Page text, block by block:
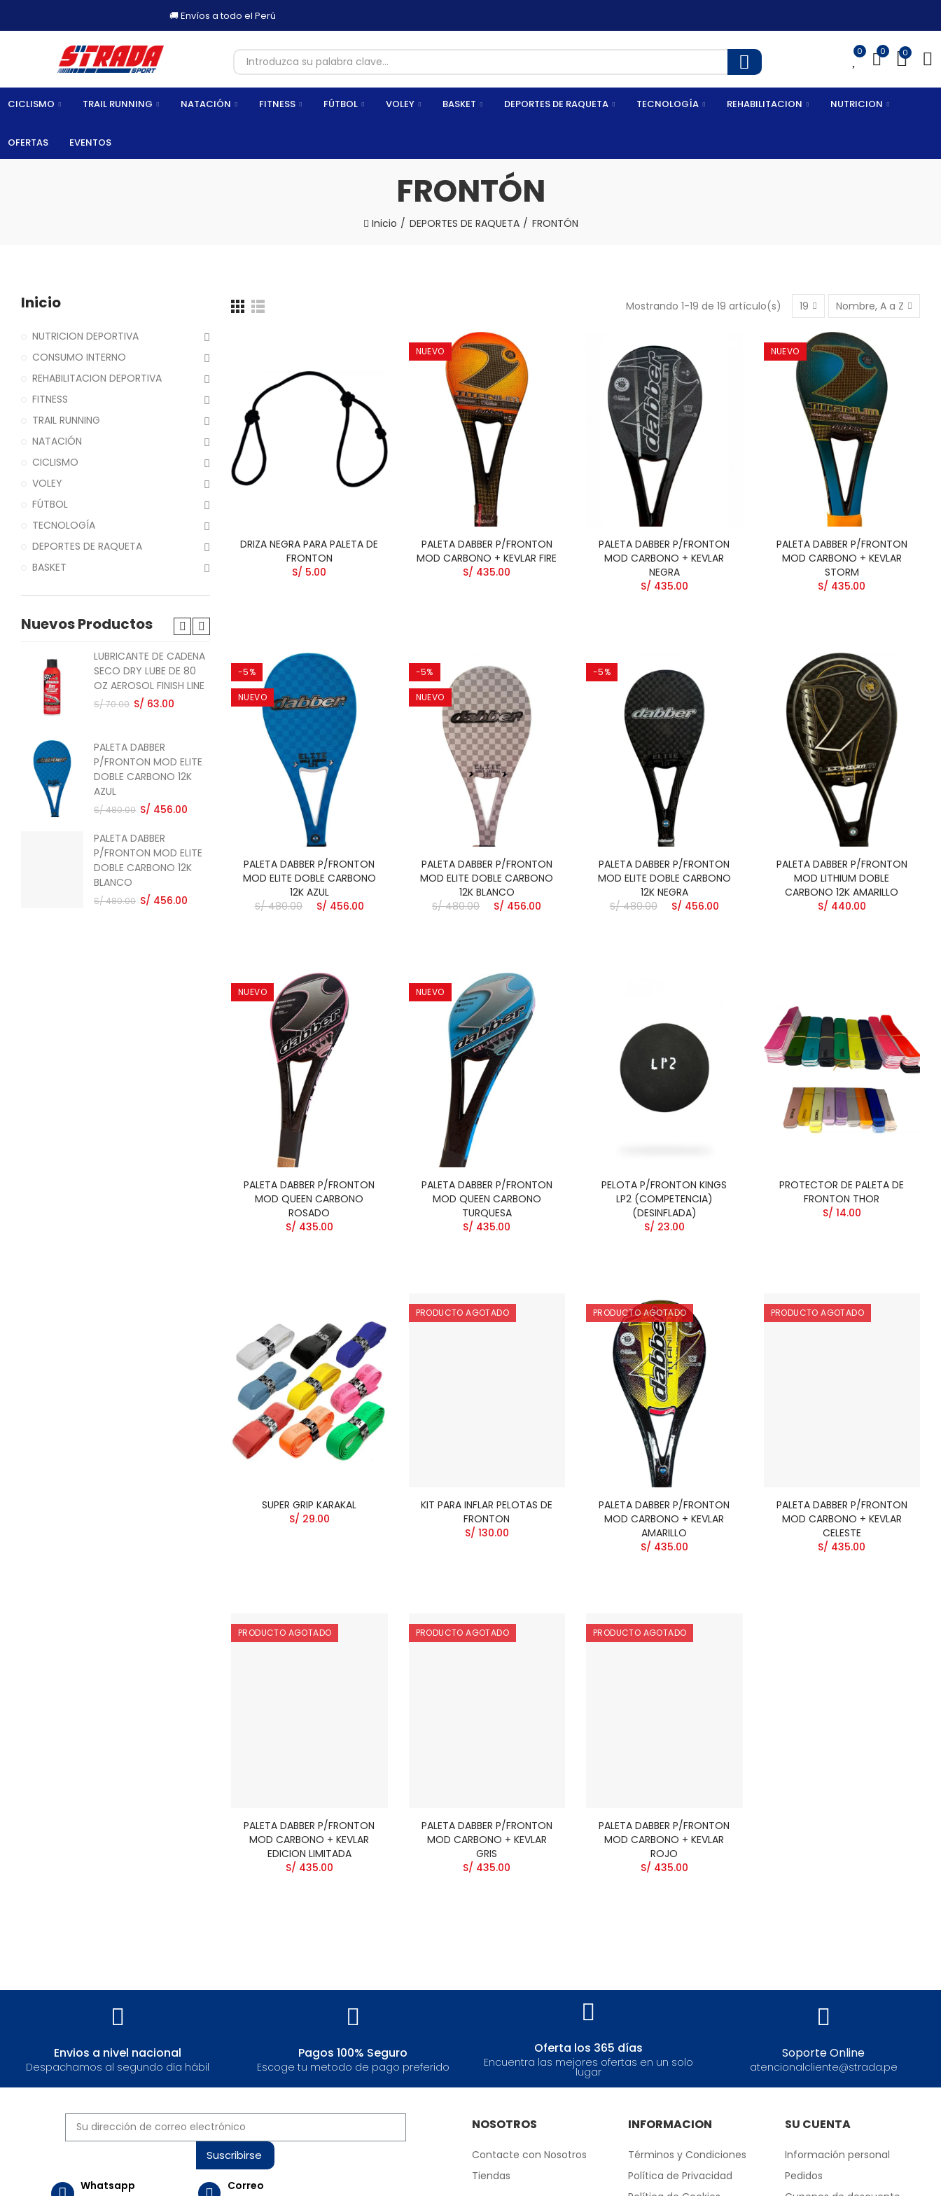
0 0 0
CICLISMO TRAIL RUNNING NATACIÓN FITNESS FÚTBOL VOLEY BASKET DEPORTES DE RAQUETA TECNOLOGÍA REHABILITACION NUTRICION
OFERTAS EVENTOS
FRONTÓN
Inicio DEPORTES DE RAQUETA FRONTÓN
Mostrando 1-19 de 19 artículo(s) 19 Nombre, A a Z
DRIZA NEGRA PARA PALETA DE
FRONTON
S/ 5.00
NUEVO
PALETA DABBER P/FRONTON
MOD CARBONO + KEVLAR FIRE
S/ 435.00
PALETA DABBER P/FRONTON
MOD CARBONO + KEVLAR
NEGRA
S/ 435.00
NUEVO
PALETA DABBER P/FRONTON
MOD CARBONO + KEVLAR
STORM
S/ 435.00
-5%
NUEVO
PALETA DABBER P/FRONTON
MOD ELITE DOBLE CARBONO
12K AZUL
S/ 480.00
S/ 456.00
-5%
NUEVO
PALETA DABBER P/FRONTON
MOD ELITE DOBLE CARBONO
12K BLANCO
S/ 480.00
S/ 456.00
-5%
PALETA DABBER P/FRONTON
MOD ELITE DOBLE CARBONO
12K NEGRA
S/ 480.00
S/ 456.00
PALETA DABBER P/FRONTON
MOD LITHIUM DOBLE
CARBONO 12K AMARILLO
S/ 440.00
NUEVO
PALETA DABBER P/FRONTON
MOD QUEEN CARBONO
ROSADO
S/ 435.00
NUEVO
PALETA DABBER P/FRONTON
MOD QUEEN CARBONO
TURQUESA
S/ 435.00
PELOTA P/FRONTON KINGS
LP2 (COMPETENCIA)
(DESINFLADA)
S/ 23.00
PROTECTOR DE PALETA DE
FRONTON THOR
S/ 14.00
SUPER GRIP KARAKAL
S/ 29.00
PRODUCTO AGOTADO
KIT PARA INFLAR PELOTAS DE
FRONTON
S/ 130.00
PRODUCTO AGOTADO
PALETA DABBER P/FRONTON
MOD CARBONO + KEVLAR
AMARILLO
S/ 435.00
PRODUCTO AGOTADO
PALETA DABBER P/FRONTON
MOD CARBONO + KEVLAR
CELESTE
S/ 435.00
PRODUCTO AGOTADO
PALETA DABBER P/FRONTON
MOD CARBONO + KEVLAR
EDICION LIMITADA
S/ 435.00
PRODUCTO AGOTADO
PALETA DABBER P/FRONTON
MOD CARBONO + KEVLAR
GRIS
S/ 435.00
PRODUCTO AGOTADO
PALETA DABBER P/FRONTON
MOD CARBONO + KEVLAR
ROJO
S/ 435.00
Inicio
NUTRICION DEPORTIVA
CONSUMO INTERNO
REHABILITACION DEPORTIVA
FITNESS
TRAIL RUNNING
NATACIÓN
CICLISMO
VOLEY
FÚTBOL
TECNOLOGÍA
DEPORTES DE RAQUETA
BASKET
Nuevos Productos
LUBRICANTE DE CADENA
SECO DRY LUBE DE 80
OZ AEROSOL FINISH LINE
S/ 70.00 S/ 63.00
PALETA DABBER
P/FRONTON MOD ELITE
DOBLE CARBONO 12K
AZUL
S/ 480.00 S/ 456.00
PALETA DABBER
P/FRONTON MOD ELITE
DOBLE CARBONO 12K
BLANCO
S/ 480.00 S/ 456.00
PALETA DABBER
P/FRONTON MOD
CARBONO + KEVLAR
STORM
S/ 435.00
PALETA DABBER
P/FRONTON MOD
CARBONO + KEVLAR FIRE
S/ 435.00
PALETA DABBER
QUEEN CARBONO
ROSADO
S/ 435.00
Envios a nivel nacional​
Despachamos al segundo día hábil
Pagos 100% Seguro
Escoge tu metodo de pago preferido
Oferta los 365 días
Encuentra las mejores ofertas en un solo
lugar
Soporte Online
atencionalcliente@strada.pe
Suscribirse
Whatsapp
Correo
NOSOTROS
Contacte con Nosotros
Tiendas
INFORMACION
Términos y Condiciones
Política de Privacidad
SU CUENTA
Información personal
Pedidos